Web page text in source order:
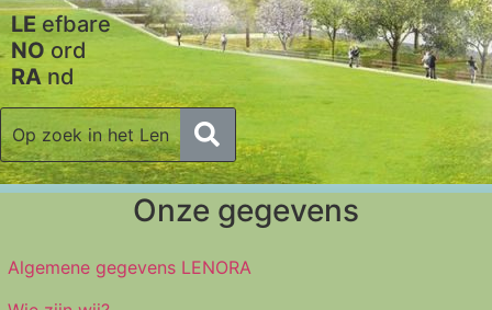
LEefbare
NOord
RAnd
Onze gegevens
Algemene gegevens LENORA